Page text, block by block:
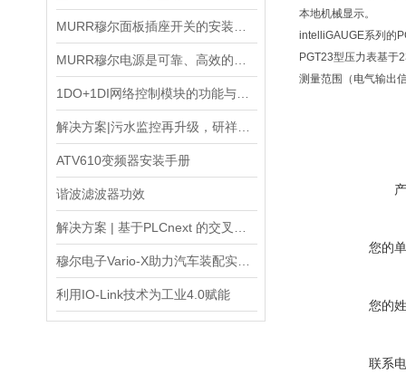
ATV610变频器安装手册
谐波滤波器功效
利用IO-Link技术为工业4.0赋能
本地机械显示。
intelliGAUGE系列的
PGT23型压力表基于
测量范围（电气输出
您的
您的
联系